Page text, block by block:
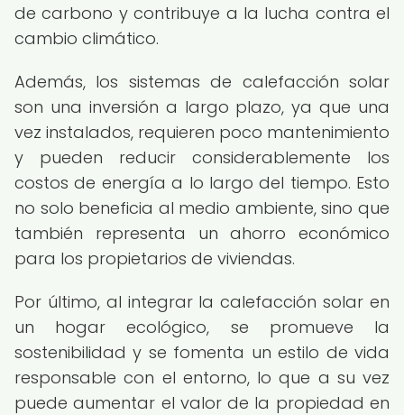
de carbono y contribuye a la lucha contra el
cambio climático.
Además, los sistemas de calefacción solar
son una inversión a largo plazo, ya que una
vez instalados, requieren poco mantenimiento
y pueden reducir considerablemente los
costos de energía a lo largo del tiempo. Esto
no solo beneficia al medio ambiente, sino que
también representa un ahorro económico
para los propietarios de viviendas.
Por último, al integrar la calefacción solar en
un hogar ecológico, se promueve la
sostenibilidad y se fomenta un estilo de vida
responsable con el entorno, lo que a su vez
puede aumentar el valor de la propiedad en